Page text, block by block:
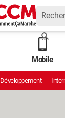
Mobile
Développement